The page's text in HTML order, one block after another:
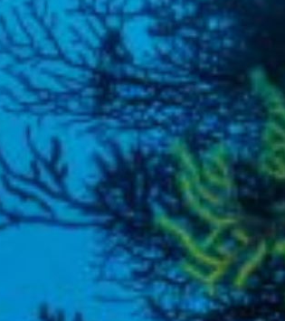
Toujours actif